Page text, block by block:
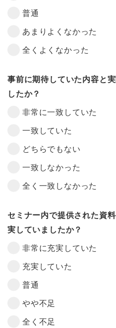
普通
あまりよくなかった
全くよくなかった
事前に期待していた内容と
したか？
非常に一致していた
一致していた
どちらでもない
一致しなかった
全く一致しなかった
セミナー内で提供された資
実していましたか？
非常に充実していた
充実していた
普通
やや不足
全く不足